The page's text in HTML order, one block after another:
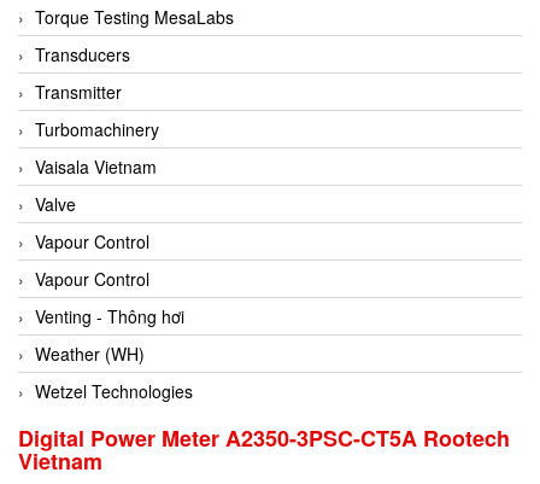
Conductix/ WAMPFLER
Contrec
Contrinex
Control Solution Minesota
Copeland
Cortem
Cosa Xentaur
Cosil
Coulton
Crouzet
Crowcon
Crutec Dust Zero Vietnam
Crydom
Torque Testing MesaLabs
Transducers
Transmitter
Turbomachinery
Vaisala Vietnam
Valve
Vapour Control
Vapour Control
Venting - Thông hơi
Weather (WH)
Wetzel Technologies
Digital Power Meter A2350-3PSC-CT5A Rootech
Vietnam